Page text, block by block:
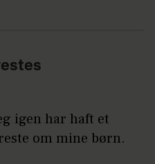
igen har haft et
om mine børn.